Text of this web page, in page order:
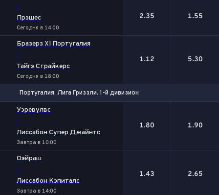
-
Прэшес
Сегодня в 14:00
2.35 1.55
Бразерз XI Португалия
-
Тайгэ Страйкерс
Сегодня в 18:00
1.12 5.30
Португалия. Лига Гриззли. 1-й дивизион
Уэревулвс
-
Лиссабон Супер Джайнтс
Завтра в 10:00
1.80 1.90
Оэйраш
-
Лиссабон Кэпиталс
Завтра в 14:00
1.43 2.65